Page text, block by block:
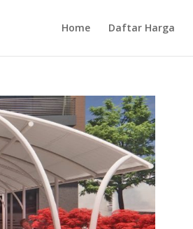
Home Daftar Harga